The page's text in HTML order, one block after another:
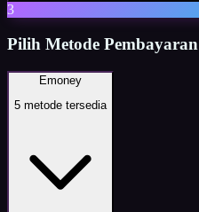
3
Pilih Metode Pembayaran
Emoney
5 metode tersedia